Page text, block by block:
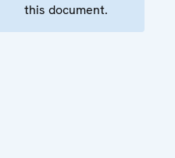
this document.